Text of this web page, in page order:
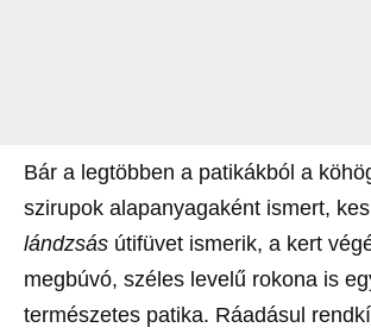
Bár a legtöbben a patikákból a
szirupok alapanyagaként ismert,
lándzsás útifüvet ismerik, a kert
megbúvó, széles levelű rokona is
természetes patika. Ráadásul